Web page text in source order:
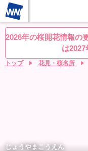
桜レーダー 名所ランキ
2026年の桜開花情報の
は2027
トップ 花見・桜名所
じょうやまこうえん